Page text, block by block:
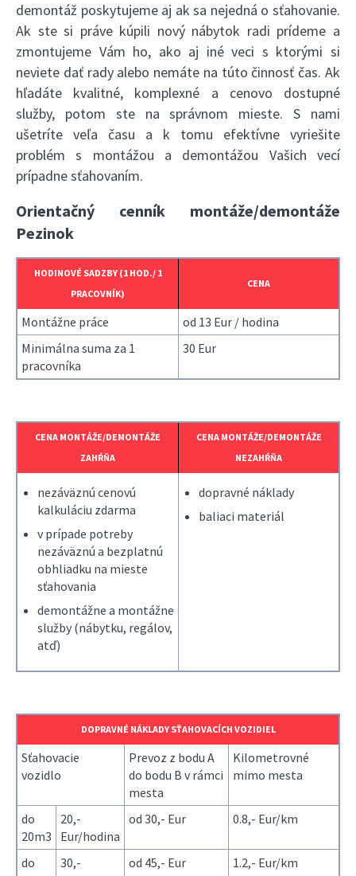
demontáž poskytujeme aj ak sa nejedná o sťahovanie.
Ak ste si práve kúpili nový nábytok radi prídeme a
zmontujeme Vám ho, ako aj iné veci s ktorými si
neviete dať rady alebo nemáte na túto činnosť čas. Ak
hľadáte kvalitné, komplexné a cenovo dostupné
služby, potom ste na správnom mieste. S nami
ušetríte veľa času a k tomu efektívne vyriešite
problém s montážou a demontážou Vašich vecí
prípadne sťahovaním.
Orientačný cenník montáže/demontáže
Pezinok
HODINOVÉ SADZBY (1 HOD./ 1
PRACOVNÍK)
CENA
Montážne práce
od 13 Eur / hodina
Minimálna suma za 1
pracovníka
30 Eur
CENA MONTÁŽE/DEMONTÁŽE
ZAHŔŇA
CENA MONTÁŽE/DEMONTÁŽE
NEZAHŔŇA
nezáväznú cenovú
kalkuláciu zdarma
v prípade potreby
nezáväznú a bezplatnú
obhliadku na mieste
sťahovania
demontážne a montážne
služby (nábytku, regálov,
atď)
dopravné náklady
baliaci materiál
DOPRAVNÉ NÁKLADY SŤAHOVACÍCH VOZIDIEL
Sťahovacie
vozidlo
Prevoz z bodu A
do bodu B v rámci
mesta
Kilometrovné
mimo mesta
do
20m3
20,-
Eur/hodina
od 30,- Eur 0.8,- Eur/km
do
30,-
od 45,- Eur 1.2,- Eur/km